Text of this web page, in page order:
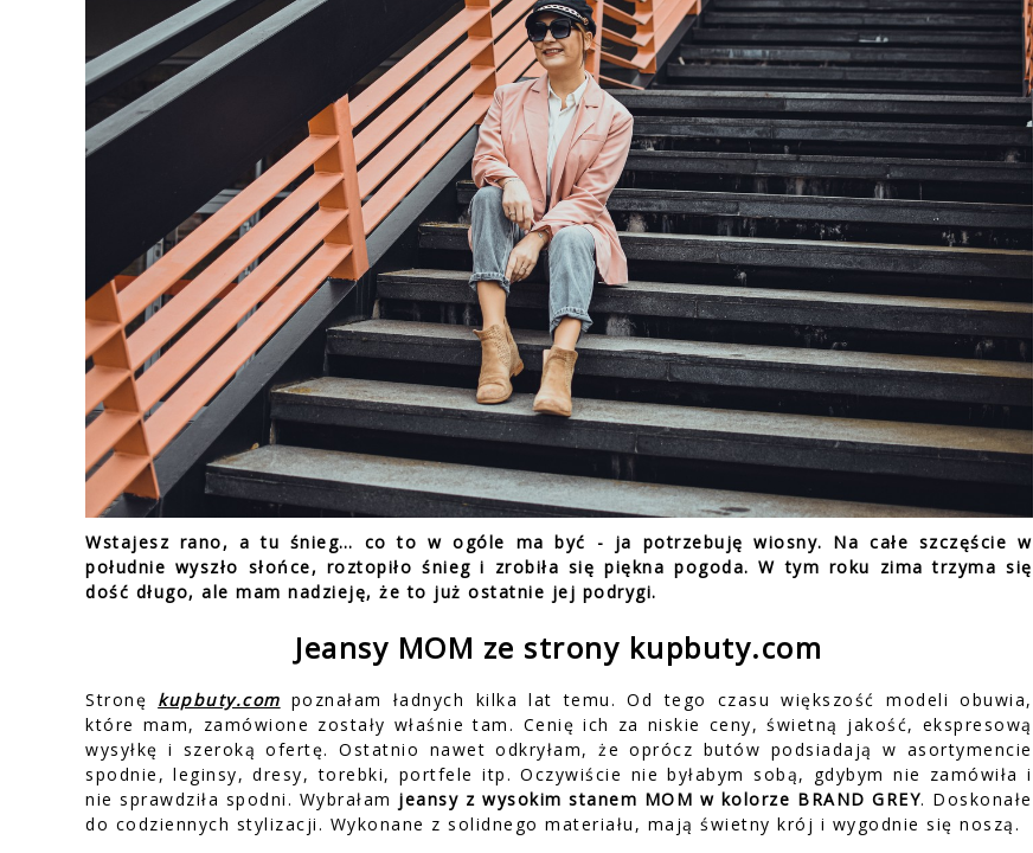
Wstajesz rano, a tu śnieg… co to w ogóle ma być - ja potrzebuję wiosny. Na całe szczęście w
południe wyszło słońce, roztopiło śnieg i zrobiła się piękna pogoda. W tym roku zima trzyma się
dość długo, ale mam nadzieję, że to już ostatnie jej podrygi.
Jeansy MOM ze strony kupbuty.com
Stronę kupbuty.com poznałam ładnych kilka lat temu. Od tego czasu większość modeli obuwia,
które mam, zamówione zostały właśnie tam. Cenię ich za niskie ceny, świetną jakość, ekspresową
wysyłkę i szeroką ofertę. Ostatnio nawet odkryłam, że oprócz butów podsiadają w asortymencie
spodnie, leginsy, dresy, torebki, portfele itp. Oczywiście nie byłabym sobą, gdybym nie zamówiła i
nie sprawdziła spodni. Wybrałam jeansy z wysokim stanem MOM w kolorze BRAND GREY. Doskonałe
do codziennych stylizacji. Wykonane z solidnego materiału, mają świetny krój i wygodnie się noszą.